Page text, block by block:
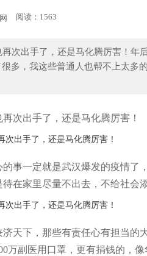
阅读：1563
次出手了，还是马化腾厉害！
多，我这些普通人也帮不上太
次出手了，还是马化腾厉害！
事一定就是武汉爆发的疫情
待在家里尽量不出去，不给社会
天下，那些有责任心有担当
万副医用口罩，更有捐钱的，